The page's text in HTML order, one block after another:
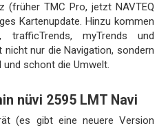
(früher TMC Pro, jetzt NAVTEQ
Kartenupdate. Hinzu kommen
trafficTrends, myTrends und
nur die Navigation, sondern
schont die Umwelt.
nüvi 2595 LMT Navi
(es gibt eine neuere Version